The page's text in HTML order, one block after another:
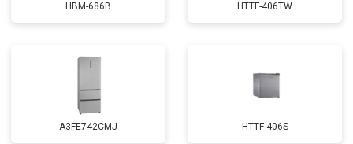
HBM-686B HTTF-406TW
A3FE742CMJ HTTF-406S